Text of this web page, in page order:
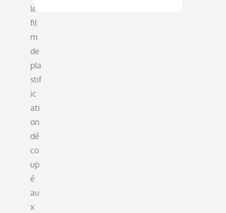
le
fil
m
de
pla
stif
ic
ati
on
dé
co
up
é
au
x